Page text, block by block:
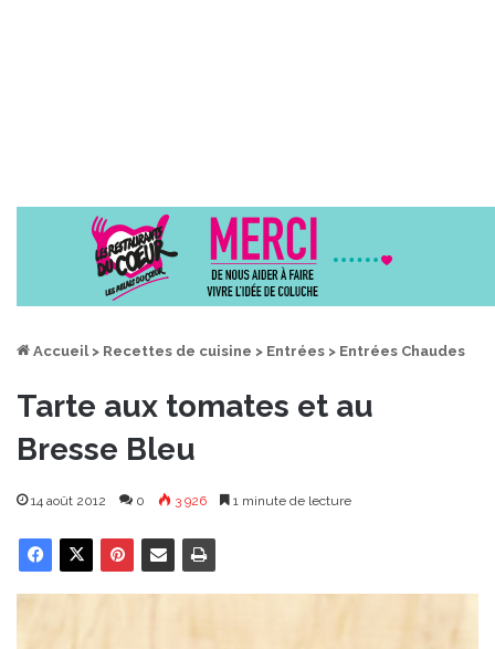
Accueil > Recettes de cuisine > Entrées > Entrées Chaudes
Tarte aux tomates et au
Bresse Bleu
14 août 2012 0 3 926 1 minute de lecture